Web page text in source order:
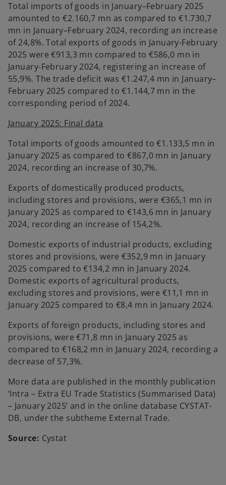
Total imports of goods in January–February 2025
amounted to €2.160,7 mn as compared to €1.730,7
mn in January–February 2024, recording an increase
of 24,8%. Total exports of goods in January-February
2025 were €913,3 mn compared to €586,0 mn in
January-February 2024, registering an increase of
55,9%. The trade deficit was €1.247,4 mn in January–
February 2025 compared to €1.144,7 mn in the
corresponding period of 2024.
January 2025: Final data
Total imports of goods amounted to €1.133,5 mn in
January 2025 as compared to €867,0 mn in January
2024, recording an increase of 30,7%.
Exports of domestically produced products,
including stores and provisions, were €365,1 mn in
January 2025 as compared to €143,6 mn in January
2024, recording an increase of 154,2%.
Domestic exports of industrial products, excluding
stores and provisions, were €352,9 mn in January
2025 compared to €134,2 mn in January 2024.
Domestic exports of agricultural products,
excluding stores and provisions, were €11,1 mn in
January 2025 compared to €8,4 mn in January 2024.
Exports of foreign products, including stores and
provisions, were €71,8 mn in January 2025 as
compared to €168,2 mn in January 2024, recording a
decrease of 57,3%.
More data are published in the monthly publication
‘Intra – Extra EU Trade Statistics (Summarised Data)
– January 2025’ and in the online database CYSTAT-
DB, under the subtheme External Trade.
Source: Cystat